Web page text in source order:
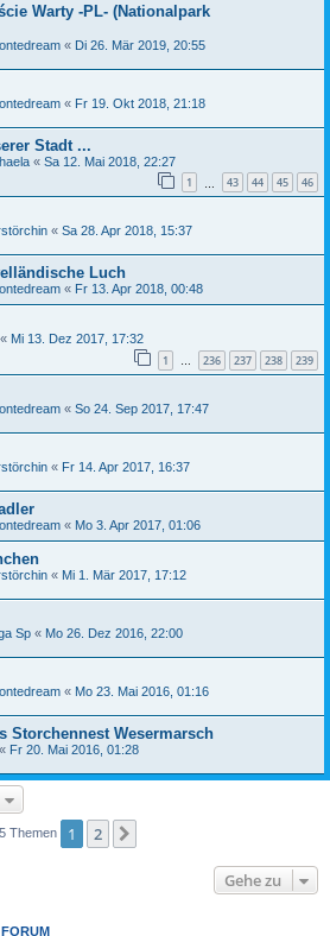
Warty -PL- (Nationalpark
« Di 26. Mär 2019, 20:55
« Fr 19. Okt 2018, 21:18
Stadt ...
« Sa 12. Mai 2018, 22:27
1 43 44 45 46
« Sa 28. Apr 2018, 15:37
Luch
« Fr 13. Apr 2018, 00:48
« Mi 13. Dez 2017, 17:32
1 … 236 237 238 239
« So 24. Sep 2017, 17:47
« Fr 14. Apr 2017, 16:37
« Mo 3. Apr 2017, 01:06
« Mi 1. Mär 2017, 17:12
Sp « Mo 26. Dez 2016, 22:00
« Mo 23. Mai 2016, 01:16
Storchennest Wesermarsch
« Fr 20. Mai 2016, 01:28
Themen 1 2
Gehe zu